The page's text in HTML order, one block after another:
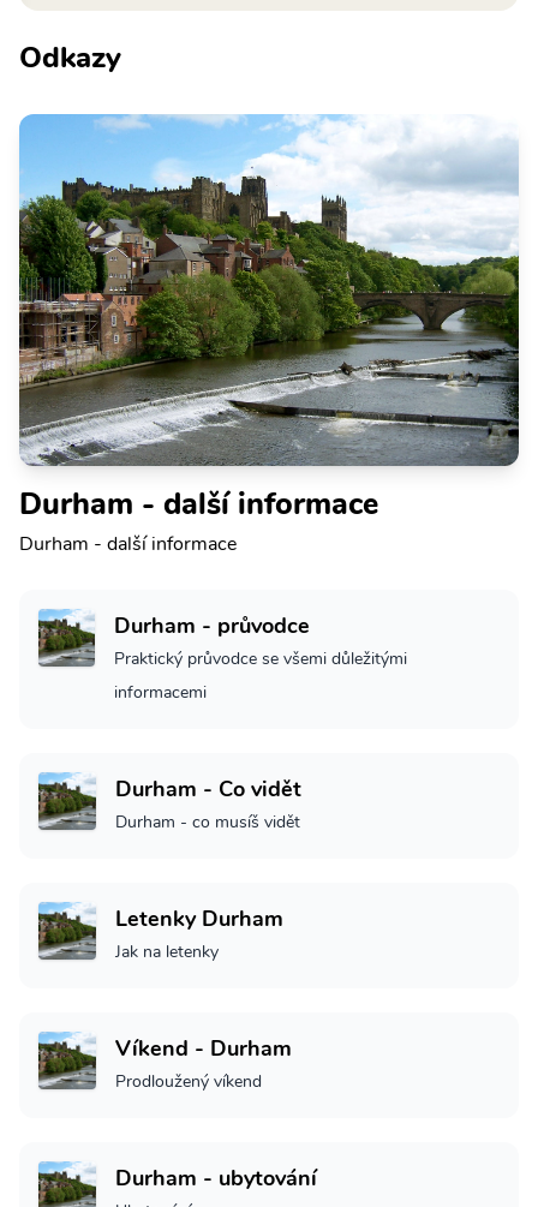
Odkazy
Durham - další informace
Durham - další informace
Durham - průvodce
Praktický průvodce se všemi důležitými
informacemi
Durham - Co vidět
Durham - co musíš vidět
Letenky Durham
Jak na letenky
Víkend - Durham
Prodloužený víkend
Durham - ubytování